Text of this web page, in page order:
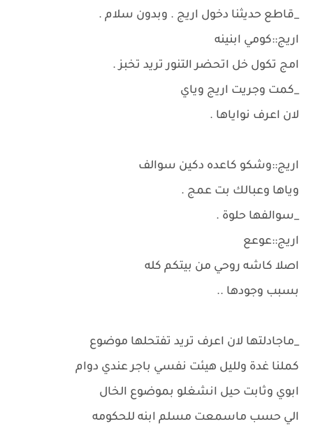
_قاطع حديثنا دخول اريج . وبدون سلام .
اريج::كومي ابنينه
امج تكول خل اتحضر التنور تريد تخبز .
_كمت وجريت اريج وياي
لان اعرف نواياها .
اريج::وشكو كاعده دكين سوالف
وياها وعبالك بت عمج .
_سوالفها حلوة .
اريج::عوعع
اصلا كاشه روحي من بيتكم كله
بسبب وجودها ..
_ماجادلتها لان اعرف تريد تفتحلها موضوع
كملنا غدة ولليل هيئت نفسي باجر عندي دوام
ابوي وثابت حيل انشغلو بموضوع الخال
الي حسب ماسمعت مسلم ابنه للحكومه